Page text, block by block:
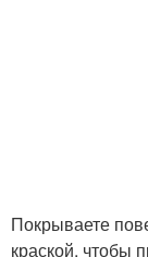
Покрываете
краской, чтобы